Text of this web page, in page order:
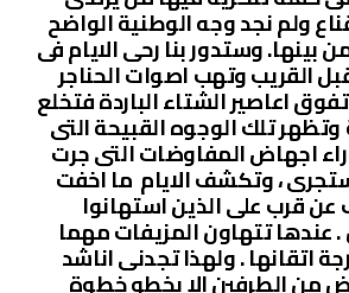
ولم نجد وجه الوطنية الواضح
بينها. وستدور بنا رحى الايام فى
القريب وتهب اصوات الحناجر
اعاصير الشتاء الباردة فتخلع
وتظهر تلك الوجوه القبيحة التى
اجهاض المفاوضات التى جرت
، وتكشف الايام ما اخفت
عن قرب على الذين استهانوا
. عندها تتهاون المزيفات مهما
اتقانها . ولهذا تجدنى اناشد
من الطرفين الا يخطو خطوة